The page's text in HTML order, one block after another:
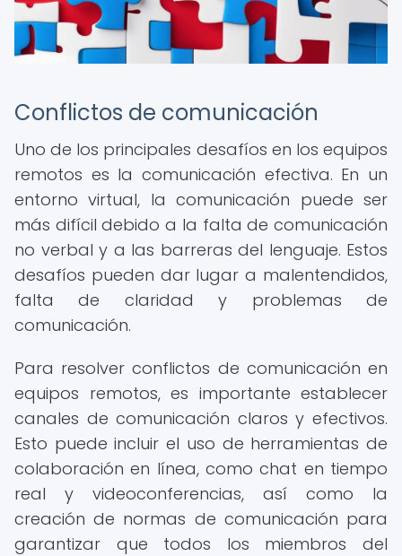
Conflictos de comunicación
Uno de los principales desafíos en los equipos
remotos es la comunicación efectiva. En un
entorno virtual, la comunicación puede ser
más difícil debido a la falta de comunicación
no verbal y a las barreras del lenguaje. Estos
desafíos pueden dar lugar a malentendidos,
falta de claridad y problemas de
comunicación.
Para resolver conflictos de comunicación en
equipos remotos, es importante establecer
canales de comunicación claros y efectivos.
Esto puede incluir el uso de herramientas de
colaboración en línea, como chat en tiempo
real y videoconferencias, así como la
creación de normas de comunicación para
garantizar que todos los miembros del